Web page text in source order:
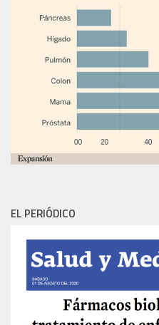
EL PERIÓDICO